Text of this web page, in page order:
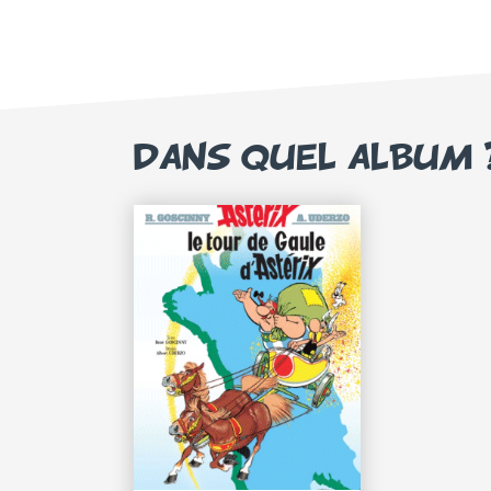
DANS QUEL ALBUM